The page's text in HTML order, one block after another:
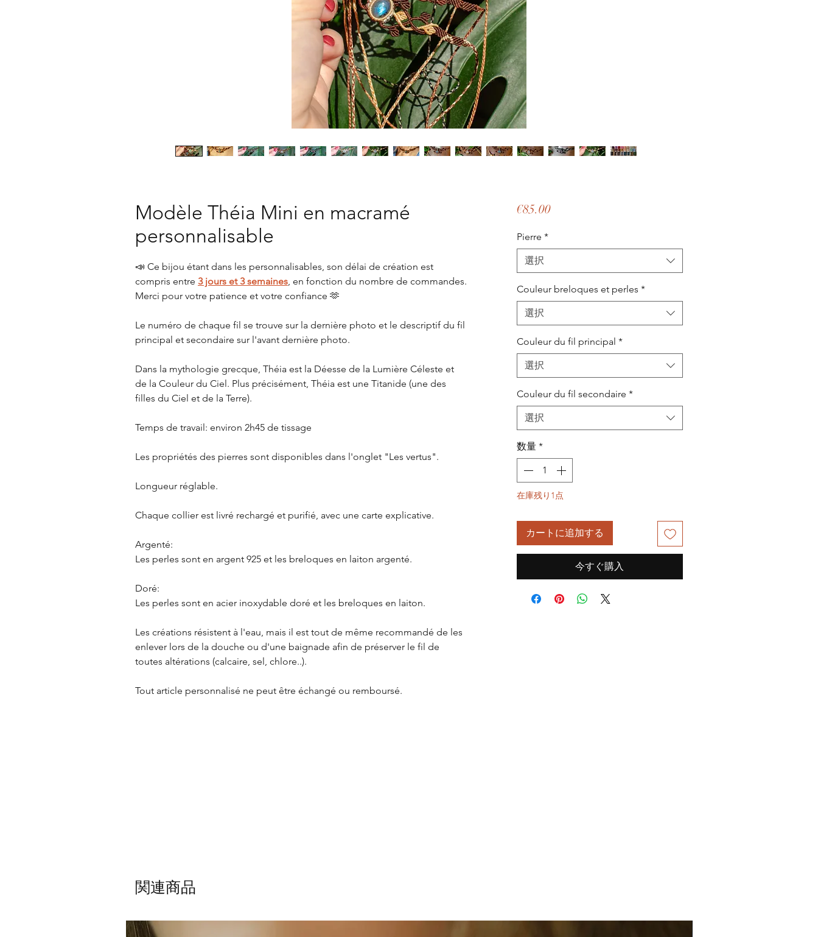
Modèle Théia Mini en macramé
personnalisable
📣 Ce bijou étant dans les personnalisables, son délai de création est
compris entre 3 jours et 3 semaines, en fonction du nombre de commandes.
Merci pour votre patience et votre confiance 🫶
Le numéro de chaque fil se trouve sur la dernière photo et le descriptif du fil
principal et secondaire sur l'avant dernière photo.
Dans la mythologie grecque, Théia est la Déesse de la Lumière Céleste et
de la Couleur du Ciel. Plus précisément, Théia est une Titanide (une des
filles du Ciel et de la Terre).
Temps de travail: environ 2h45 de tissage
Les propriétés des pierres sont disponibles dans l'onglet "Les vertus".
Longueur réglable.
Chaque collier est livré rechargé et purifié, avec une carte explicative.
Argenté:
Les perles sont en argent 925 et les breloques en laiton argenté.
Doré:
Les perles sont en acier inoxydable doré et les breloques en laiton.
Les créations résistent à l'eau, mais il est tout de même recommandé de les
enlever lors de la douche ou d'une baignade afin de préserver le fil de
toutes altérations (calcaire, sel, chlore..).
Tout article personnalisé ne peut être échangé ou remboursé.
€85.00価
Pierre *
選択
Couleur breloques et perles *
選択
Couleur du fil principal *
選択
Couleur du fil secondaire *
選択
数量 *
在庫残り1点
カートに追加する
今すぐ購入
関連商品